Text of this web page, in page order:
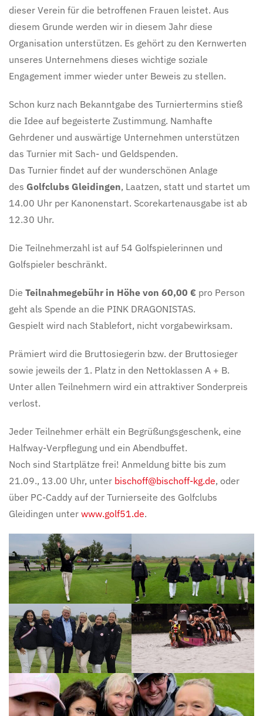
dieser Verein für die betroffenen Frauen leistet. Aus
diesem Grunde werden wir in diesem Jahr diese
Organisation unterstützen. Es gehört zu den Kernwerten
unseres Unternehmens dieses wichtige soziale
Engagement immer wieder unter Beweis zu stellen.
Schon kurz nach Bekanntgabe des Turniertermins stieß
die Idee auf begeisterte Zustimmung. Namhafte
Gehrdener und auswärtige Unternehmen unterstützen
das Turnier mit Sach- und Geldspenden.
Das Turnier findet auf der wunderschönen Anlage
des Golfclubs Gleidingen, Laatzen, statt und startet um
14.00 Uhr per Kanonenstart. Scorekartenausgabe ist ab
12.30 Uhr.
Die Teilnehmerzahl ist auf 54 Golfspielerinnen und
Golfspieler beschränkt.
Die Teilnahmegebühr in Höhe von 60,00 € pro Person
geht als Spende an die PINK DRAGONISTAS.
Gespielt wird nach Stablefort, nicht vorgabewirksam.
Prämiert wird die Bruttosiegerin bzw. der Bruttosieger
sowie jeweils der 1. Platz in den Nettoklassen A + B.
Unter allen Teilnehmern wird ein attraktiver Sonderpreis
verlost.
Jeder Teilnehmer erhält ein Begrüßungsgeschenk, eine
Halfway-Verpflegung und ein Abendbuffet.
Noch sind Startplätze frei! Anmeldung bitte bis zum
21.09., 13.00 Uhr, unter bischoff@bischoff-kg.de, oder
über PC-Caddy auf der Turnierseite des Golfclubs
Gleidingen unter www.golf51.de.